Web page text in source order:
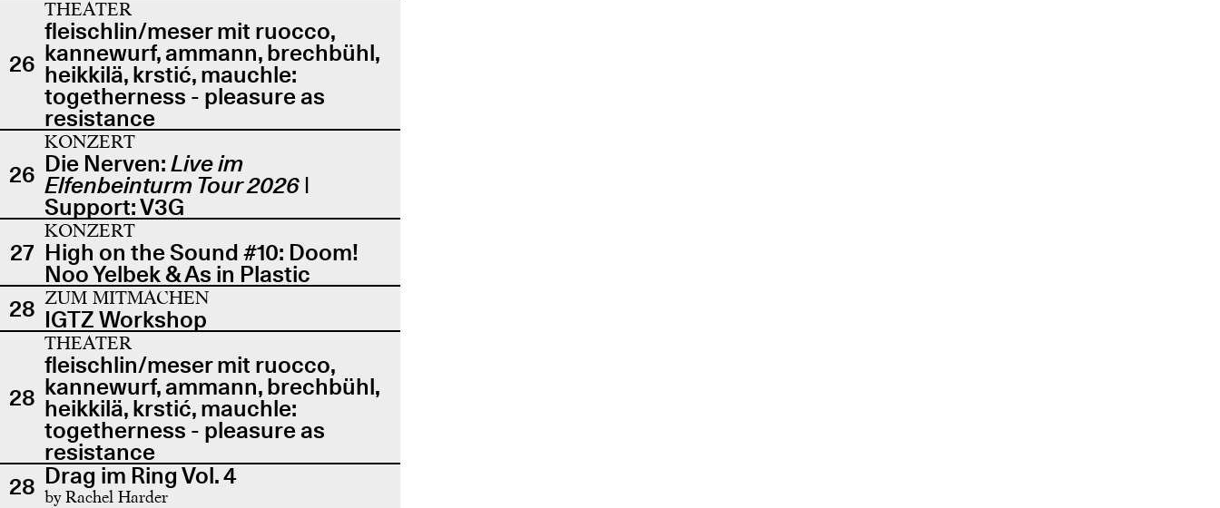
26
THEATER
fleischlin/meser mit ruocco,
kannewurf, ammann, brechbühl,
heikkilä, krstić, mauchle:
togetherness - pleasure as
resistance
26
KONZERT
Die Nerven:Live im
Elfenbeinturm Tour 2026 |
Support: V3G
27
KONZERT
High on the Sound #10: Doom!
Noo Yelbek & As in Plastic
28 ZUM MITMACHEN
IGTZ Workshop
28
THEATER
fleischlin/meser mit ruocco,
kannewurf, ammann, brechbühl,
heikkilä, krstić, mauchle:
togetherness - pleasure as
resistance
28 Drag im Ring Vol. 4
by Rachel Harder